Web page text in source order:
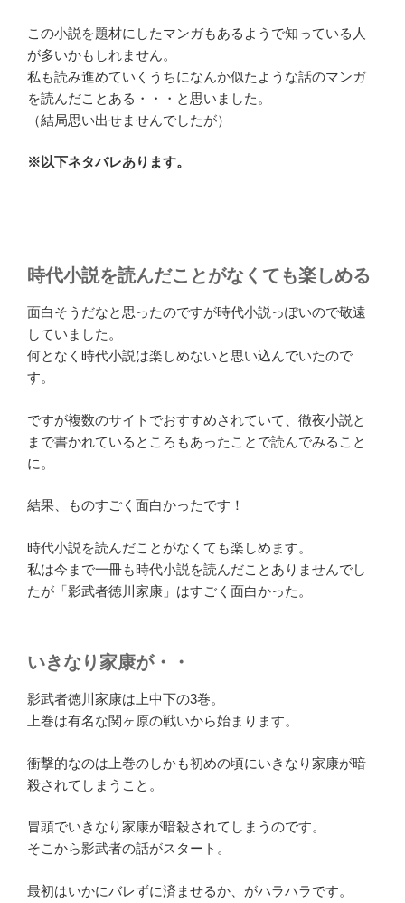
この小説を題材にしたマンガもあるようで知っている人
が多いかもしれません。
私も読み進めていくうちになんか似たような話のマンガ
を読んだことある・・・と思いました。
（結局思い出せませんでしたが）
※以下ネタバレあります。
時代小説を読んだことがなくても楽しめる
面白そうだなと思ったのですが時代小説っぽいので敬遠
していました。
何となく時代小説は楽しめないと思い込んでいたので
す。
ですが複数のサイトでおすすめされていて、徹夜小説と
まで書かれているところもあったことで読んでみること
に。
結果、ものすごく面白かったです！
時代小説を読んだことがなくても楽しめます。
私は今まで一冊も時代小説を読んだことありませんでし
たが「影武者徳川家康」はすごく面白かった。
いきなり家康が・・
影武者徳川家康は上中下の3巻。
上巻は有名な関ヶ原の戦いから始まります。
衝撃的なのは上巻のしかも初めの頃にいきなり家康が暗
殺されてしまうこと。
冒頭でいきなり家康が暗殺されてしまうのです。
そこから影武者の話がスタート。
最初はいかにバレずに済ませるか、がハラハラです。